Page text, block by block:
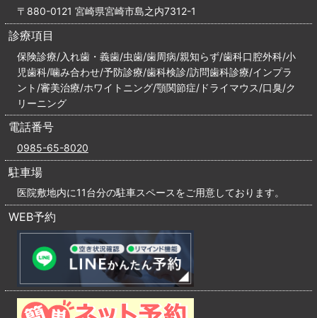
〒880-0121 宮崎県宮崎市島之内7312-1
診療項目
保険診療/入れ歯・義歯/虫歯/歯周病/親知らず/歯科口腔外科/小
児歯科/噛み合わせ/予防診療/歯科検診/訪問歯科診療/インプラ
ント/審美治療/ホワイトニング/顎関節症/ドライマウス/口臭/ク
リーニング
電話番号
0985-65-8020
駐車場
医院敷地内に11台分の駐車スペースをご用意しております。
WEB予約